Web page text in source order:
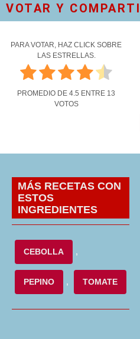
VOTAR Y
PARA VOTAR, HAZ CLICK SOBRE
LAS ESTRELLAS.
PROMEDIO DE 4.5 ENTRE 13
VOTOS
MÁS RECETAS CON
ESTOS
INGREDIENTES
CEBOLLA ,
PEPINO , TOMATE